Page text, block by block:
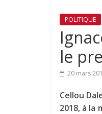
POLITIQUE
le
20 mars
Cellou
2018, à la